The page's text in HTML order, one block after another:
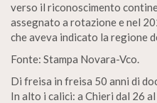
verso il riconoscimento
assegnato a rotazione e nel
che aveva indicato la regione
Fonte: Stampa Novara-Vco.
Di freisa in freisa 50 anni di
In alto i calici: a Chieri dal 26